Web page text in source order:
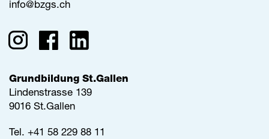
info@bzgs.ch
Grundbildung St.Gallen
Lindenstrasse 139
9016 St.Gallen
Tel. +41 58 229 88 11